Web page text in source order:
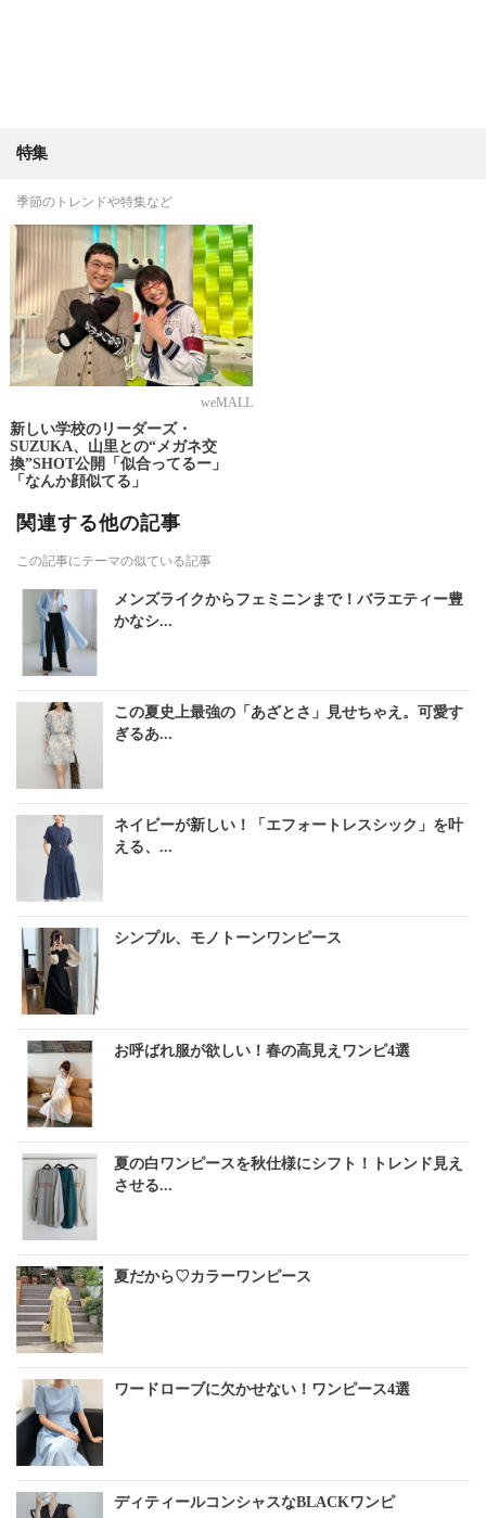
特集
季節のトレンドや特集など
weMALL
新しい学校のリーダーズ・
SUZUKA、山里との“メガネ交
換”SHOT公開「似合ってるー」
「なんか顔似てる」
関連する他の記事
この記事にテーマの似ている記事
メンズライクからフェミニンまで！バラエティー豊
かなシ...
この夏史上最強の「あざとさ」見せちゃえ。可愛す
ぎるあ...
ネイビーが新しい！「エフォートレスシック」を叶
える、...
シンプル、モノトーンワンピース
お呼ばれ服が欲しい！春の高見えワンピ4選
夏の白ワンピースを秋仕様にシフト！トレンド見え
させる...
夏だから♡カラーワンピース
ワードローブに欠かせない！ワンピース4選
ディティールコンシャスなBLACKワンピ